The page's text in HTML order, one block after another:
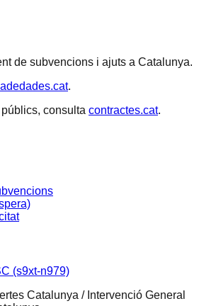
de subvencions i ajuts a Catalunya.
.
consulta contractes.cat.
(s9xt-n979)
Catalunya / Intervenció General